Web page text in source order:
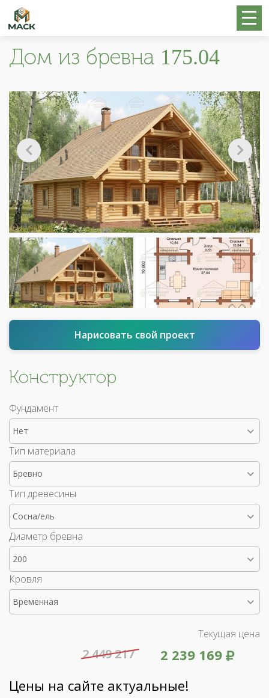
Дом из бревна 175.04
Нарисовать свой проект
Конструктор
Фундамент
Нет
Тип материала
Бревно
Тип древесины
Сосна/ель
Диаметр бревна
200
Кровля
Временная
Текущая цена
2 239 169
2 449 217
Цены на сайте актуальные!